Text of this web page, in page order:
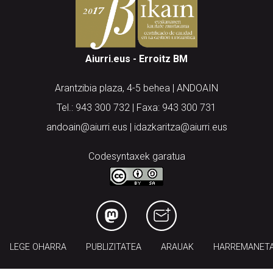
Aiurri.eus - Erroitz BM
Arantzibia plaza, 4-5 behea | ANDOAIN
Tel.: 943 300 732 | Faxa: 943 300 731
andoain@aiurri.eus | idazkaritza@aiurri.eus
Codesyntaxek garatua
LEGE OHARRA PUBLIZITATEA ARAUAK